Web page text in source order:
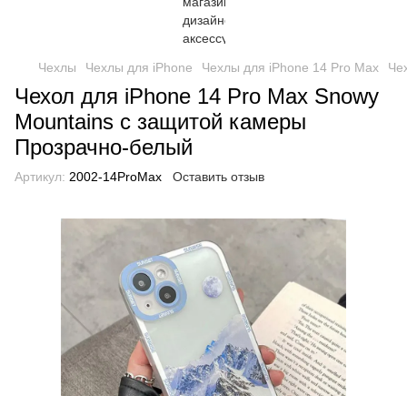
Чехлы Чехлы для iPhone Чехлы для iPhone 14 Pro Max
Чехол для iPhone 14 Pro Max Snowy
Mountains с защитой камеры
Прозрачно-белый
Артикул: 2002-14ProMax Оставить отзыв